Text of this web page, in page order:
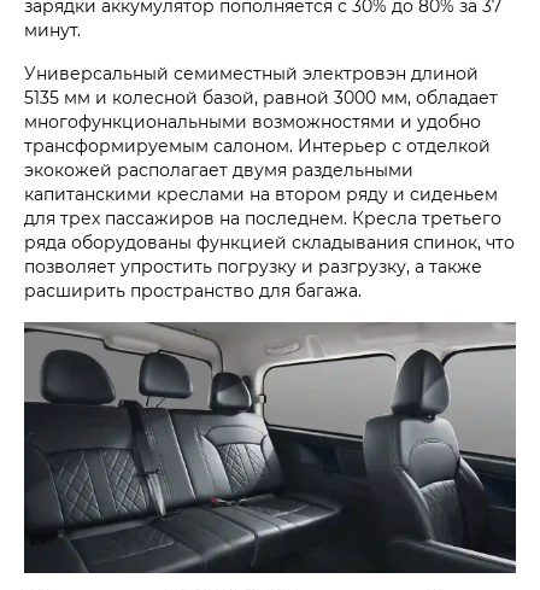
зарядки аккумулятор пополняется с 30% до 80% за 37
минут.
Универсальный семиместный электровэн длиной
5135 мм и колесной базой, равной 3000 мм, обладает
многофункциональными возможностями и удобно
трансформируемым салоном. Интерьер с отделкой
экокожей располагает двумя раздельными
капитанскими креслами на втором ряду и сиденьем
для трех пассажиров на последнем. Кресла третьего
ряда оборудованы функцией складывания спинок, что
позволяет упростить погрузку и разгрузку, а также
расширить пространство для багажа.